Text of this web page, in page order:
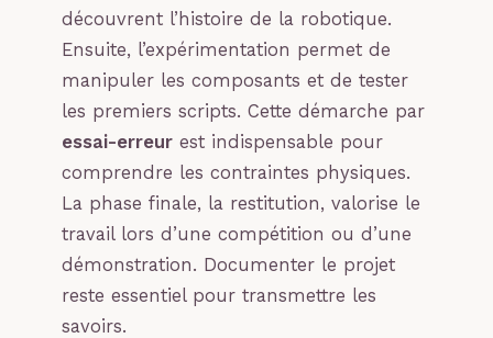
découvrent l’histoire de la robotique.
Ensuite, l’expérimentation permet de
manipuler les composants et de tester
les premiers scripts. Cette démarche par
essai-erreur est indispensable pour
comprendre les contraintes physiques.
La phase finale, la restitution, valorise le
travail lors d’une compétition ou d’une
démonstration. Documenter le projet
reste essentiel pour transmettre les
savoirs.